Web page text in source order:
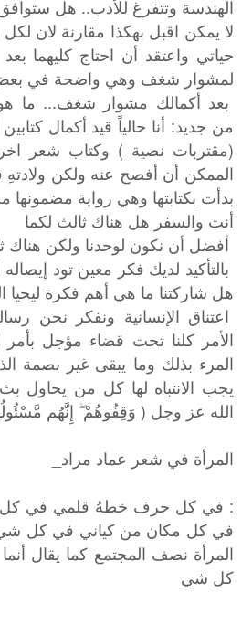
الهندسة وتتفرغ للأدب.. هل
لا يمكن اقبل بهكذا مقارنة لان
حياتي واعتقد أن احتاج كليهما
لمشوار شغف وهي واضحة في
بعد أكمالك مشوار شغف... ما هو
من جديد: أنا حالياً قيد أكمال
(مقتربات نصية ) وكتاب شعر
الممكن أن أفصح عنه ولكن ولادتهِ
بدأت بكتابتها وهي رواية مضمونها
أنت والسفر هل هناك ثالث لكما
أفضل أن نكون لوحدنا ولكن هناك
بالتأكيد لديك فكر معين تود
هل شاركتنا ما هي أهم فكرة ليحيا
اعتناق الإنسانية ونفكر نحن
الأمر كلنا تحت قضاء مؤجل
المرء بذلك وما يبقى غير بصمة
يجب الانتباه لها كل من يحاول
الله عز وجل ( وَقِفُوهُمْ ۖ إِنَّهُم
المرأة في شعر عماد مراد_
: في كل حرف خطهُ قلمي في
في كل مكان من كياني في كل
المرأة نصف المجتمع كما يقال
كل شي